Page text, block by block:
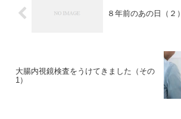
８年前のあの日（２）
大腸内視鏡検査をうけてきました（その
1）